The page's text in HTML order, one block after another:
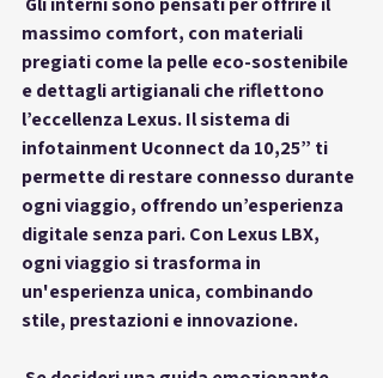
massimo comfort, con materiali
pregiati come la pelle eco-sostenibile
e dettagli artigianali che riflettono
l’eccellenza Lexus. Il sistema di
infotainment Uconnect da 10,25” ti
permette di restare connesso durante
ogni viaggio, offrendo un’esperienza
digitale senza pari. Con Lexus LBX,
ogni viaggio si trasforma in
un'esperienza unica, combinando
stile, prestazioni e innovazione.